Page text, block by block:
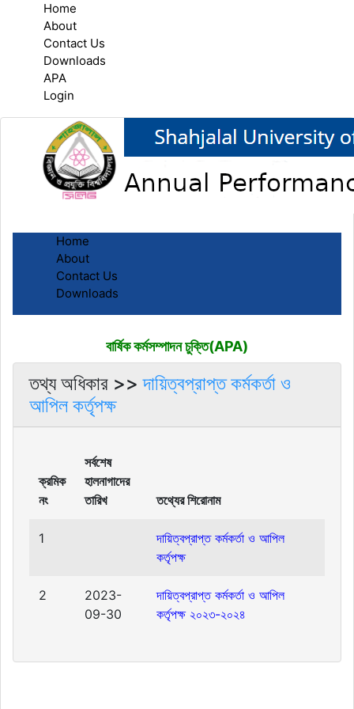
Home
About
Contact Us
Downloads
APA
Login
Home
About
Contact Us
Downloads
বার্ষিক কর্মসম্পাদন চুক্তি(APA)
তথ্য অধিকার >>দায়িত্বপ্রাপ্ত কর্মকর্তা ও
আপিল কর্তৃপক্ষ
ক্রমিক
নং
সর্বশেষ
হালনাগাদের
তারিখ
তথ্যের শিরোনাম
1
দায়িত্বপ্রাপ্ত কর্মকর্তা ও আপিল
কর্তৃপক্ষ
2
2023-
09-30
দায়িত্বপ্রাপ্ত কর্মকর্তা ও আপিল
কর্তৃপক্ষ ২০২৩-২০২৪